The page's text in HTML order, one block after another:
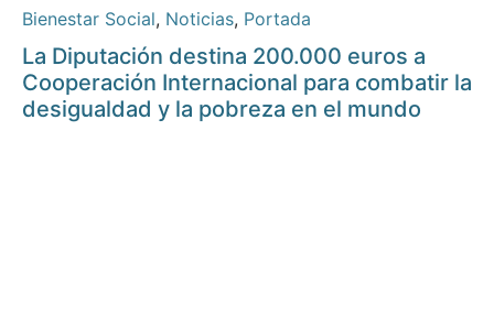
Bienestar Social, Noticias, Portada
La Diputación destina 200.000 euros a
Cooperación Internacional para combatir la
desigualdad y la pobreza en el mundo